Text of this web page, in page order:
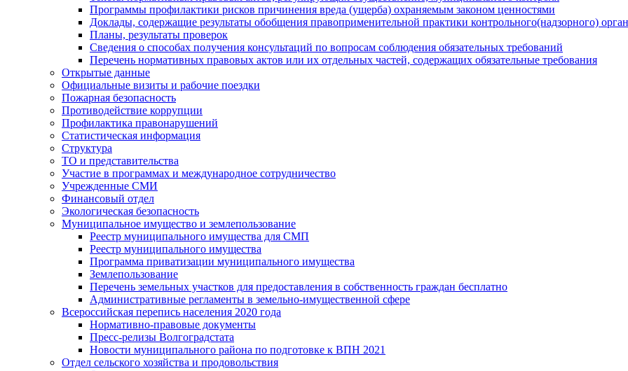
Программы профилактики рисков причинения вреда (ущерба) охраняемым законом ценностями
Доклады, содержащие результаты обобщения правоприменительной практики контрольного(надзорного)
Планы, результаты проверок
Сведения о способах получения консультаций по вопросам соблюдения обязательных требований
Перечень нормативных правовых актов или их отдельных частей, содержащих обязательные требования
Открытые данные
Официальные визиты и рабочие поездки
Пожарная безопасность
Противодействие коррупции
Профилактика правонарушений
Статистическая информация
Структура
ТО и представительства
Участие в программах и международное сотрудничество
Учрежденные СМИ
Финансовый отдел
Экологическая безопасность
Муниципальное имущество и землепользование
Реестр муниципального имущества для СМП
Реестр муниципального имущества
Программа приватизации муниципального имущества
Землепользование
Перечень земельных участков для предоставления в собственность граждан бесплатно
Административные регламенты в земельно-имущественной сфере
Всероссийская перепись населения 2020 года
Нормативно-правовые документы
Пресс-релизы Волгоградстата
Новости муниципального района по подготовке к ВПН 2021
Отдел сельского хозяйства и продовольствия